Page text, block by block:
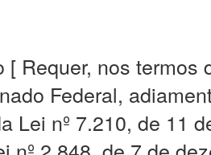
[ Requer, nos
Federal,
Lei nº 7.210, de 11